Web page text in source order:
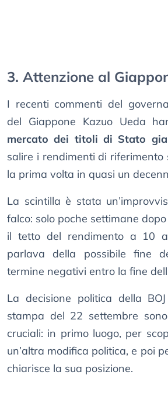
3. Attenzione al
I recenti commenti del
del Giappone Kazuo Ueda
mercato dei titoli di Stato
salire i rendimenti di riferimento
la prima volta in quasi un
La scintilla è stata
falco: solo poche settimane
il tetto del rendimento a 10
parlava della possibile fine
termine negativi entro la fine
La decisione politica della
stampa del 22 settembre
cruciali: in primo luogo, per
un’altra modifica politica, e poi
chiarisce la sua posizione.